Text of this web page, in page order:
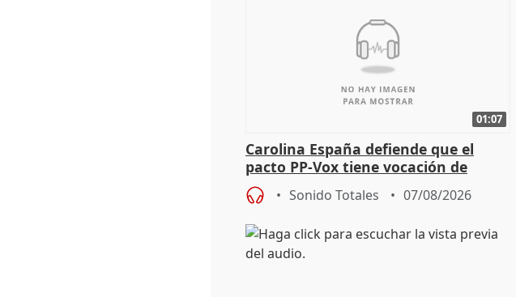
01:07
Carolina España defiende que el
pacto PP-Vox tiene vocación de
"durar toda la legislatura"
Sonido Totales 07/08/2026